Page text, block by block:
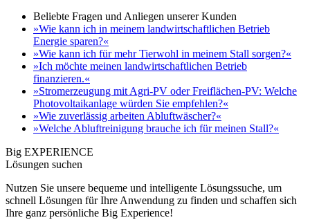
Beliebte Fragen und Anliegen unserer Kunden
»Wie kann ich in meinem landwirtschaftlichen Betrieb
Energie sparen?«
»Wie kann ich für mehr Tierwohl in meinem Stall sorgen?«
»Ich möchte meinen landwirtschaftlichen Betrieb
finanzieren.«
»Stromerzeugung mit Agri-PV oder Freiflächen-PV: Welche
Photovoltaikanlage würden Sie empfehlen?«
»Wie zuverlässig arbeiten Abluftwäscher?«
»Welche Abluftreinigung brauche ich für meinen Stall?«
Big EXPERIENCE
Lösungen suchen
Nutzen Sie unsere bequeme und intelligente Lösungssuche, um
schnell Lösungen für Ihre Anwendung zu finden und schaffen sich
Ihre ganz persönliche Big Experience!